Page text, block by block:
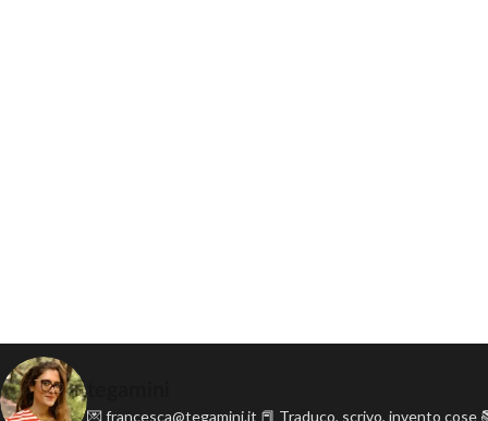
💌 francesca@tegamini.it 📕 Traduco, scrivo, invento cose